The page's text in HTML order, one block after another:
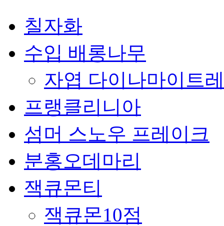
칠자화
수입 배롱나무
자엽 다이나마이트
프랭클리니아
섬머 스노우 프레이크
분홍오데마리
잭큐몬티
잭큐몬10점